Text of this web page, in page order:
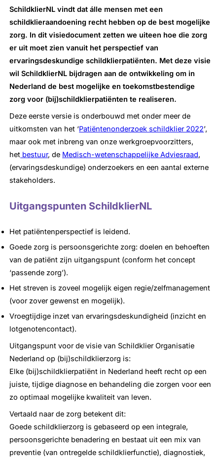
SchildklierNL vindt dat álle mensen met een
schildklieraandoening recht hebben op de best mogelijke
zorg. In dit visiedocument zetten we uiteen hoe die zorg
er uit moet zien vanuit het perspectief van
ervaringsdeskundige schildklierpatiënten. Met deze visie
wil SchildklierNL bijdragen aan de ontwikkeling om in
Nederland de best mogelijke en toekomstbestendige
zorg voor (bij)schildklierpatiënten te realiseren.
Deze eerste versie is onderbouwd met onder meer de
uitkomsten van het ‘Patiëntenonderzoek schildklier 2022’,
maar ook met inbreng van onze werkgroepvoorzitters,
het bestuur, de Medisch-wetenschappelijke Adviesraad,
(ervaringsdeskundige) onderzoekers en een aantal externe
stakeholders.
Uitgangspunten SchildklierNL
Het patiëntenperspectief is leidend.
Goede zorg is persoonsgerichte zorg: doelen en behoeften
van de patiënt zijn uitgangspunt (conform het concept
‘passende zorg’).
Het streven is zoveel mogelijk eigen regie/zelfmanagement
(voor zover gewenst en mogelijk).
Vroegtijdige inzet van ervaringsdeskundigheid (inzicht en
lotgenotencontact).
Uitgangspunt voor de visie van Schildklier Organisatie
Nederland op (bij)schildklierzorg is:
Elke (bij)schildklierpatiënt in Nederland heeft recht op een
juiste, tijdige diagnose en behandeling die zorgen voor een
zo optimaal mogelijke kwaliteit van leven.
Vertaald naar de zorg betekent dit:
Goede schildklierzorg is gebaseerd op een integrale,
persoonsgerichte benadering en bestaat uit een mix van
preventie (van ontregelde schildklierfunctie), diagnostiek,